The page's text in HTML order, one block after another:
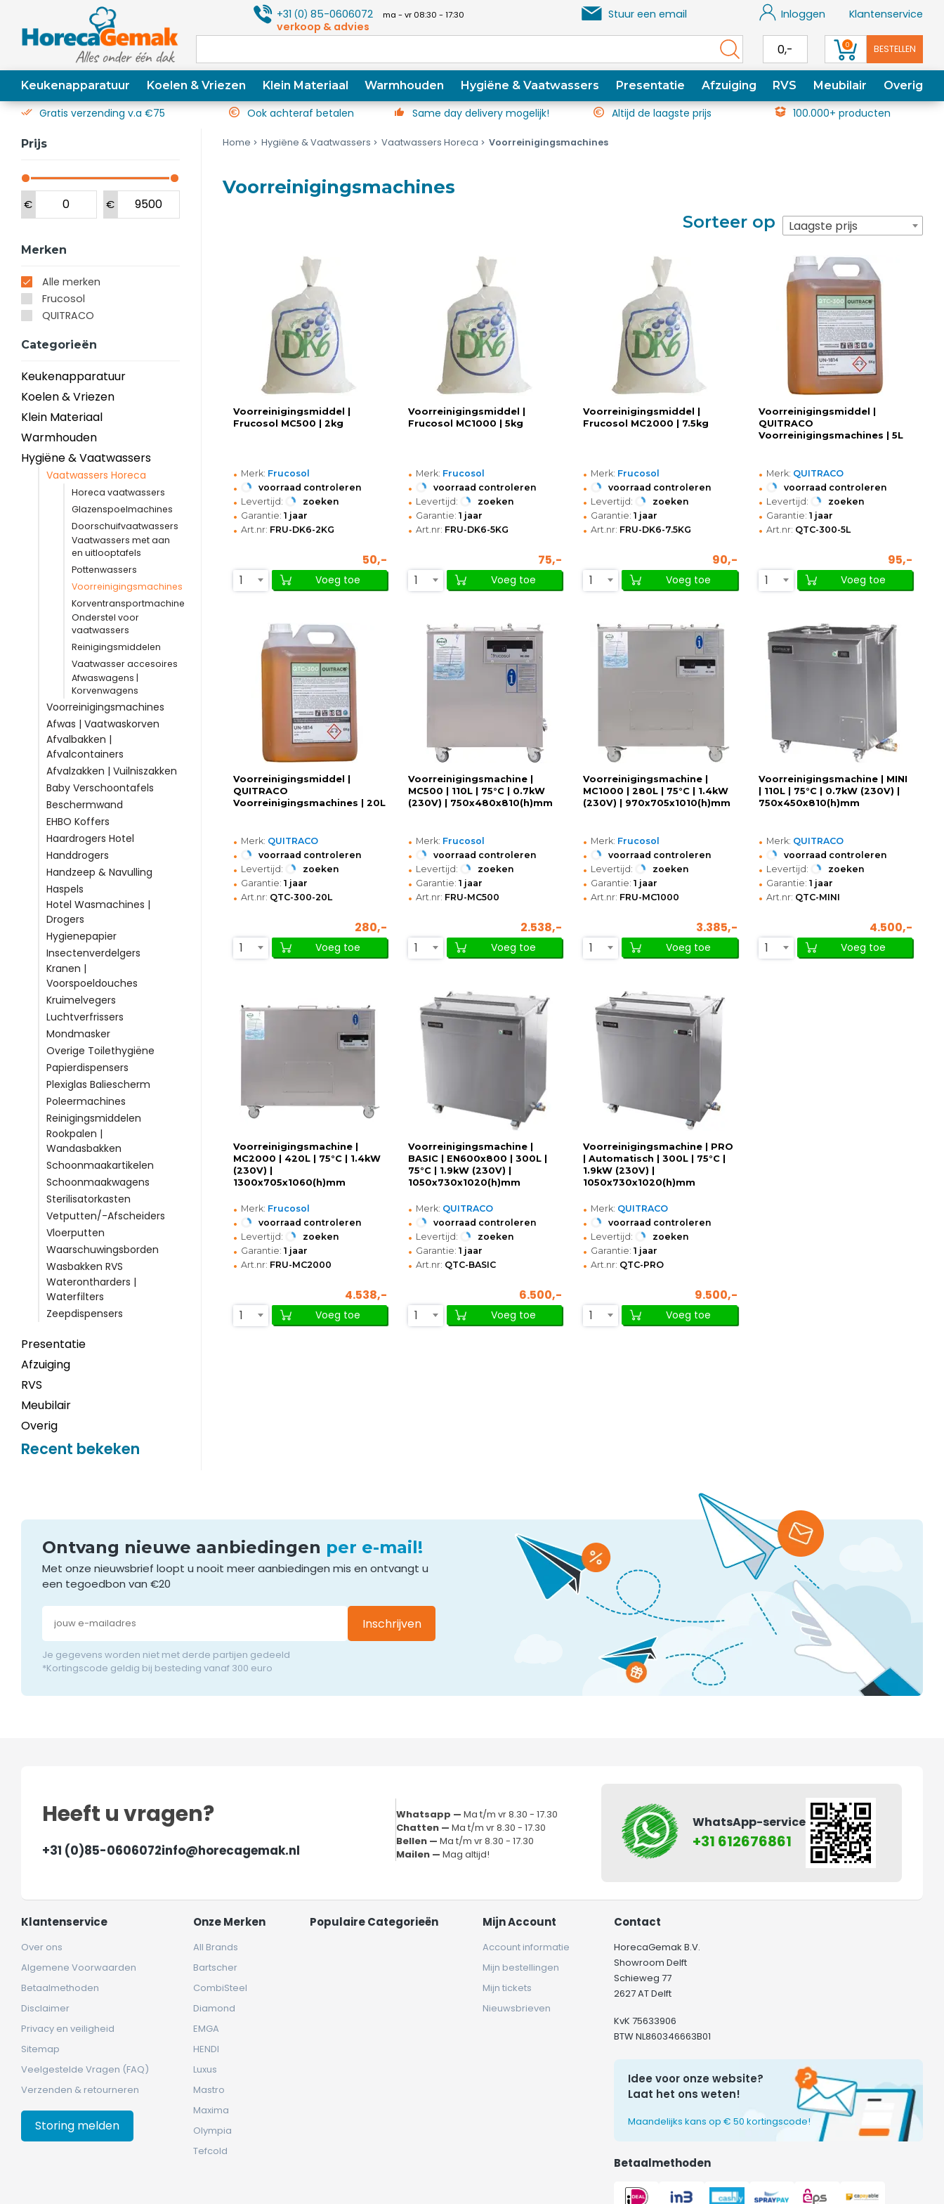
+31(0) 85-0606072 ma - vr 08:30 - 17:30
verkoop & advies
Stuur een email Inloggen Klantenservice
0,- 0 BESTELLEN
Keukenapparatuur Koelen & Vriezen Klein Materiaal Warmhouden Hygiëne & Vaatwassers Presentatie Afzuiging RVS Meubilair Overig
Gratis verzending v.a €75 Ook achteraf betalen Same day delivery mogelijk! Altijd de laagste prijs 100.000+ producten
Prijs
€ €
Merken
Alle merken
Frucosol
QUITRACO
Categorieën
Keukenapparatuur
Koelen & Vriezen
Klein Materiaal
Warmhouden
Hygiëne & Vaatwassers
Vaatwassers Horeca
Horeca vaatwassers
Glazenspoelmachines
Doorschuifvaatwassers
Vaatwassers met aan
en uitlooptafels
Pottenwassers
Voorreinigingsmachines
Korventransportmachine
Onderstel voor
vaatwassers
Reinigingsmiddelen
Vaatwasser accesoires
Afwaswagens |
Korvenwagens
Voorreinigingsmachines
Afwas | Vaatwaskorven
Afvalbakken |
Afvalcontainers
Afvalzakken | Vuilniszakken
Baby Verschoontafels
Beschermwand
EHBO Koffers
Haardrogers Hotel
Handdrogers
Handzeep & Navulling
Haspels
Hotel Wasmachines |
Drogers
Hygienepapier
Insectenverdelgers
Kranen |
Voorspoeldouches
Kruimelvegers
Luchtverfrissers
Mondmasker
Overige Toilethygiëne
Papierdispensers
Plexiglas Baliescherm
Poleermachines
Reinigingsmiddelen
Rookpalen |
Wandasbakken
Schoonmaakartikelen
Schoonmaakwagens
Sterilisatorkasten
Vetputten/-Afscheiders
Vloerputten
Waarschuwingsborden
Wasbakken RVS
Waterontharders |
Waterfilters
Zeepdispensers
Presentatie
Afzuiging
RVS
Meubilair
Overig
Recent bekeken
Home Hygiëne & Vaatwassers Vaatwassers Horeca Voorreinigingsmachines
Voorreinigingsmachines
Sorteer op Laagste prijs
Voorreinigingsmiddel |
Frucosol MC500 | 2kg
• Merk: Frucosol
• voorraad controleren
• Levertijd: zoeken
• Garantie: 1 jaar
• Art.nr: FRU-DK6-2KG
50,-
1
Voeg toe
Voorreinigingsmiddel |
Frucosol MC1000 | 5kg
• Merk: Frucosol
• voorraad controleren
• Levertijd: zoeken
• Garantie: 1 jaar
• Art.nr: FRU-DK6-5KG
75,-
1
Voeg toe
Voorreinigingsmiddel |
Frucosol MC2000 | 7.5kg
• Merk: Frucosol
• voorraad controleren
• Levertijd: zoeken
• Garantie: 1 jaar
• Art.nr: FRU-DK6-7.5KG
90,-
1
Voeg toe
Voorreinigingsmiddel |
QUITRACO
Voorreinigingsmachines | 5L
• Merk: QUITRACO
• voorraad controleren
• Levertijd: zoeken
• Garantie: 1 jaar
• Art.nr: QTC-300-5L
95,-
1
Voeg toe
Voorreinigingsmiddel |
QUITRACO
Voorreinigingsmachines | 20L
• Merk: QUITRACO
• voorraad controleren
• Levertijd: zoeken
• Garantie: 1 jaar
• Art.nr: QTC-300-20L
280,-
1
Voeg toe
Voorreinigingsmachine |
MC500 | 110L | 75°C | 0.7kW
(230V) | 750x480x810(h)mm
• Merk: Frucosol
• voorraad controleren
• Levertijd: zoeken
• Garantie: 1 jaar
• Art.nr: FRU-MC500
2.538,-
1
Voeg toe
Voorreinigingsmachine |
MC1000 | 280L | 75°C | 1.4kW
(230V) | 970x705x1010(h)mm
• Merk: Frucosol
• voorraad controleren
• Levertijd: zoeken
• Garantie: 1 jaar
• Art.nr: FRU-MC1000
3.385,-
1
Voeg toe
Voorreinigingsmachine | MINI
| 110L | 75°C | 0.7kW (230V) |
750x450x810(h)mm
• Merk: QUITRACO
• voorraad controleren
• Levertijd: zoeken
• Garantie: 1 jaar
• Art.nr: QTC-MINI
4.500,-
1
Voeg toe
Voorreinigingsmachine |
MC2000 | 420L | 75°C | 1.4kW
(230V) |
1300x705x1060(h)mm
• Merk: Frucosol
• voorraad controleren
• Levertijd: zoeken
• Garantie: 1 jaar
• Art.nr: FRU-MC2000
4.538,-
1
Voeg toe
Voorreinigingsmachine |
BASIC | EN600x800 | 300L |
75°C | 1.9kW (230V) |
1050x730x1020(h)mm
• Merk: QUITRACO
• voorraad controleren
• Levertijd: zoeken
• Garantie: 1 jaar
• Art.nr: QTC-BASIC
6.500,-
1
Voeg toe
Voorreinigingsmachine | PRO
| Automatisch | 300L | 75°C |
1.9kW (230V) |
1050x730x1020(h)mm
• Merk: QUITRACO
• voorraad controleren
• Levertijd: zoeken
• Garantie: 1 jaar
• Art.nr: QTC-PRO
9.500,-
1
Voeg toe
Ontvang nieuwe aanbiedingen per e-mail!
Met onze nieuwsbrief loopt u nooit meer aanbiedingen mis en ontvangt u
een tegoedbon van €20
Inschrijven
Je gegevens worden niet met derde partijen gedeeld
*Kortingscode geldig bij besteding vanaf 300 euro
Heeft u vragen?
+31 (0)85-0606072info@horecagemak.nl
Whatsapp —Ma t/m vr 8.30 - 17.30
Chatten —Ma t/m vr 8.30 - 17.30
Bellen —Ma t/m vr 8.30 - 17.30
Mailen —Mag altijd!
WhatsApp-service
+31 612676861
Klantenservice
Over ons
Algemene Voorwaarden
Betaalmethoden
Disclaimer
Privacy en veiligheid
Sitemap
Veelgestelde Vragen (FAQ)
Verzenden & retourneren
Storing melden
Onze Merken
All Brands
Bartscher
CombiSteel
Diamond
EMGA
HENDI
Luxus
Mastro
Maxima
Olympia
Tefcold
Populaire Categorieën Mijn Account
Account informatie
Mijn bestellingen
Mijn tickets
Nieuwsbrieven
Contact
HorecaGemak B.V.
Showroom Delft
Schieweg 77
2627 AT Delft
KvK 75633906
BTW NL860346663B01
Idee voor onze website?
Laat het ons weten!
Maandelijks kans op € 50 kortingscode!
Betaalmethoden